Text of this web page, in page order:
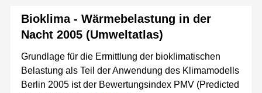
Bioklima - Wärmebelastung in der
Nacht 2005 (Umweltatlas)
Grundlage für die Ermittlung der bioklimatischen
Belastung als Teil der Anwendung des Klimamodells
Berlin 2005 ist der Bewertungsindex PMV (Predicted